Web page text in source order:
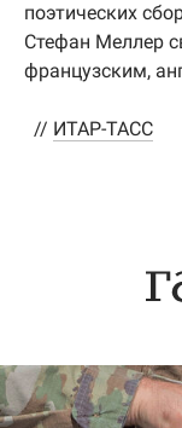
поэтических
Стефан Меллер
французским,
// ИТАР-ТАСС